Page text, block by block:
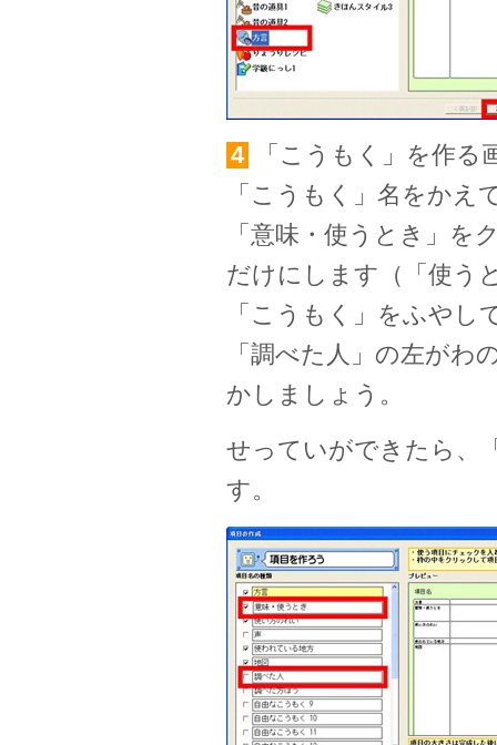
4
「こうもく」を作る
「こうもく」名をかえ
「意味・使うとき」を
だけにします（「使う
「こうもく」をふやし
「調べた人」の左が
かしましょう。
せっていができたら、
す。